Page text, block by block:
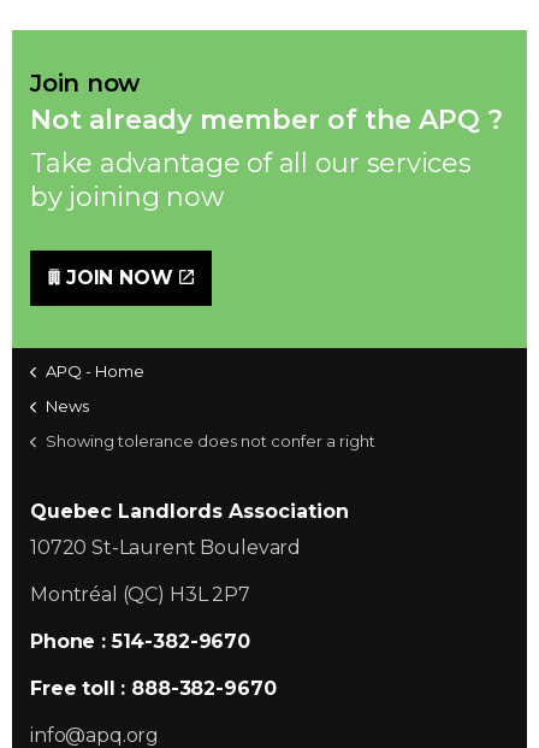
Join now
Not already member of the APQ ?
Take advantage of all our services
by joining now
JOIN NOW
APQ - Home
News
Showing tolerance does not confer a right
Quebec Landlords Association
10720 St-Laurent Boulevard
Montréal (QC) H3L 2P7
Phone : 514-382-9670
Free toll : 888-382-9670
info@apq.org